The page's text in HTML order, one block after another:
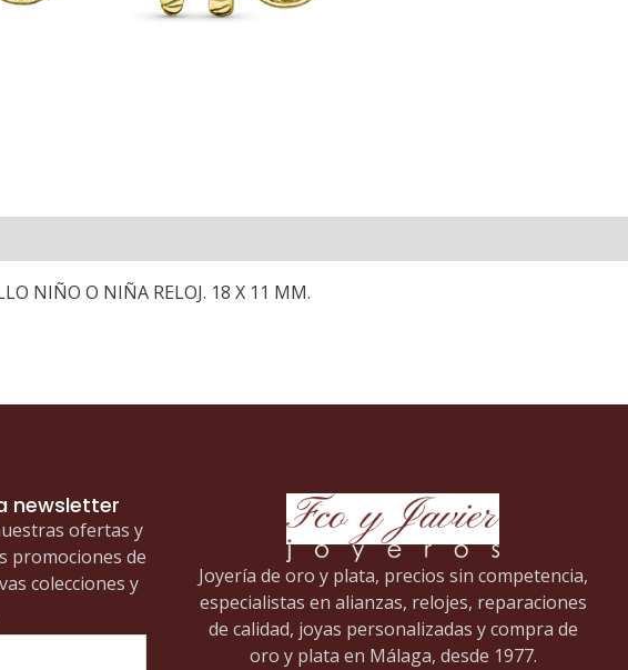
NIÑO O NIÑA RELOJ. 18 X 11 MM.
newsletter
ofertas y
promociones de
colecciones y
Joyería de oro y plata, precios sin competencia,
especialistas en alianzas, relojes, reparaciones
de calidad, joyas personalizadas y compra de
oro y plata en Málaga, desde 1977.